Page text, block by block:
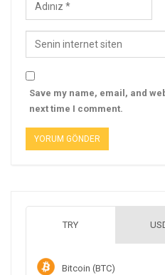
Save my name, email, and
next time I comment.
TRY
Bitcoin (BTC)